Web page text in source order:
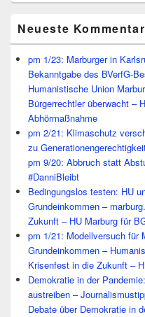
Neueste
pm 1/23: Marburger in
Bekanntgabe des BVerfG-
Humanistische Union
Bürgerrechtler überwacht –
Abhörmaßnahme
pm 2/21: Klimaschutz
zu
pm 9/20: Abbruch statt
#DanniBleibt
Bedingungslos testen: HU
Grundeinkommen –
Zukunft – HU Marburg für
pm 1/21: Modellversuch für
Grundeinkommen –
Krisenfest in die Zukunft –
Demokratie in der
austreiben –
Debate über Demokratie in